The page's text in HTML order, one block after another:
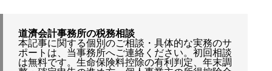
道濟会計事務所の税務相談
本記事に関する個別のご相談・具体的な実務のサ
ポートは、当事務所へご連絡ください。初回相談
は無料です。生命保険料控除の有利判定、年末調